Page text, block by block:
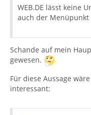
WEB.DE lässt keine
auch der
Schande auf mein
gewesen.
Für diese Aussage
interessant: